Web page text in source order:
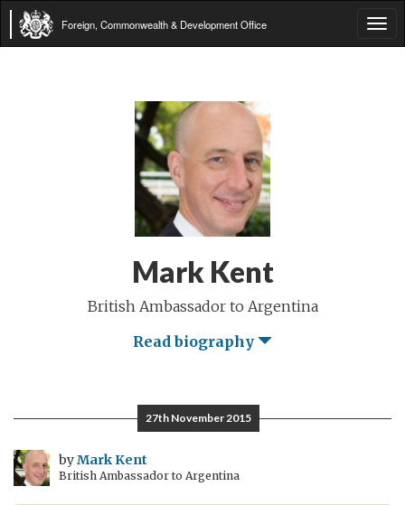
Foreign, Commonwealth & Development Office
Mark Kent
British Ambassador to Argentina
Read biography
27th November 2015
byMark Kent
British Ambassador to Argentina